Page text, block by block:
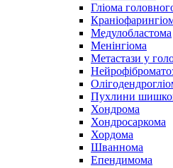
Гліома
Медулобластома
Менінгіома
Метастази у
Пухлини
Хондрома
Хондросаркома
Хордома
Шваннома
Епендимома